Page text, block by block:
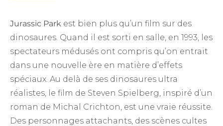
Jurassic Park est bien plus qu’un film sur des
dinosaures. Quand il est sorti en salle, en 1993, les
spectateurs médusés ont compris qu’on entrait
dans une nouvelle ère en matière d’effets
spéciaux. Au delà de ses dinosaures ultra
réalistes, le film de Steven Spielberg, inspiré d’un
roman de Michal Crichton, est une vraie réussite.
Des personnages attachants, des scènes cultes